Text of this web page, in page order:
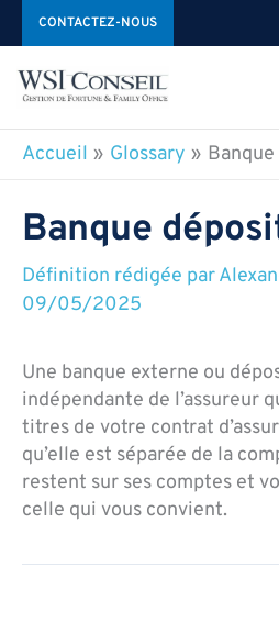
Aller
au
contenu
CONTACTEZ-NOUS
Accueil Glossary
Banque
Définition rédigée par
09/05/2025
Une banque externe ou
indépendante de l’assureur
titres de votre contrat
qu’elle est séparée de la
restent sur ses comptes et
celle qui vous convient.